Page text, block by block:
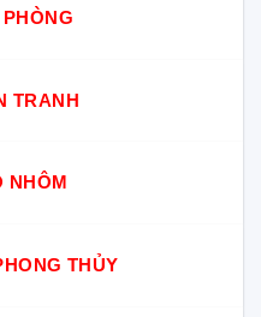
TRANH
NHÔM
THỦY